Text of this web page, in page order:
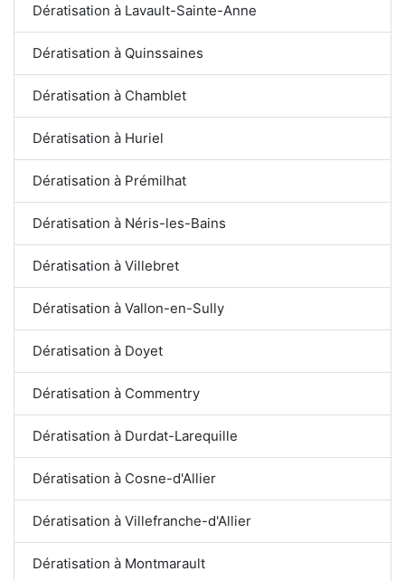
Dératisation à Lavault-Sainte-Anne
Dératisation à Quinssaines
Dératisation à Chamblet
Dératisation à Huriel
Dératisation à Prémilhat
Dératisation à Néris-les-Bains
Dératisation à Villebret
Dératisation à Vallon-en-Sully
Dératisation à Doyet
Dératisation à Commentry
Dératisation à Durdat-Larequille
Dératisation à Cosne-d'Allier
Dératisation à Villefranche-d'Allier
Dératisation à Montmarault